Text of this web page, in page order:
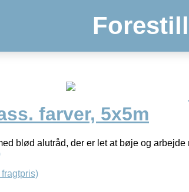
farver, 5x5m
blød alutråd, der er let at bøje og
fragtpris)